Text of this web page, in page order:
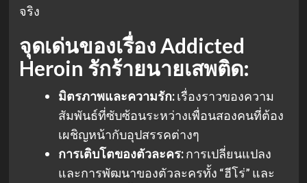
จริง
จุดเด่นของเรื่อง Addicted
Heroin รักร้ายนายเสพติด:
มิตรภาพและความรัก:เรื่องราวของความ
สัมพันธ์ที่ซับซ้อนระหว่างเพื่อนสองคนที่ต้อง
เผชิญหน้ากับอุปสรรคต่างๆ
การเติบโตของตัวละคร:การเปลี่ยนแปลง
และการพัฒนาของตัวละครทั้ง “ฮีโร่” และ